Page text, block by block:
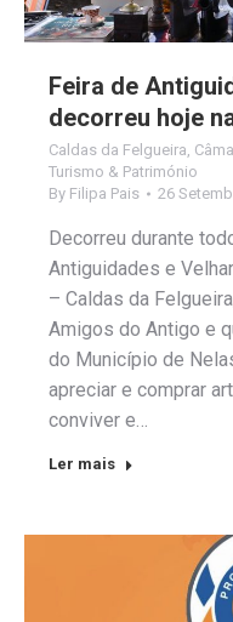
Feira de
decorreu hoje
Caldas da Felgueira
Turismo & Património
By Filipa Pais 26
Decorreu durante
Antiguidades e
– Caldas da
Amigos do Antigo e
do Município de
apreciar e comprar
conviver e…
Ler mais